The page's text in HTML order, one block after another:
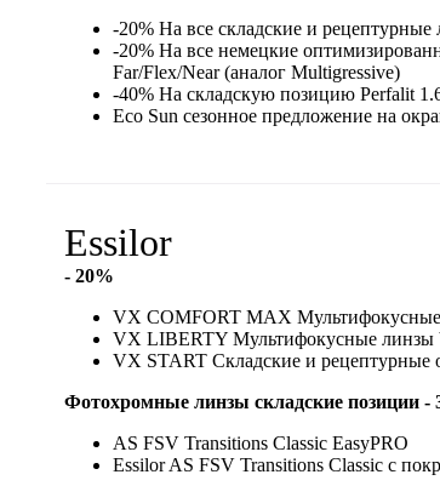
-20% На все складские и
-20% На все немецкие
Far/Flex/Near (аналог Multigressive)
-40% На складскую позицию Perfalit
Eco Sun сезонное предложение на
Essilor
- 20%
VX COMFORT MAX
VX LIBERTY Мультифокусные линзы
VX START Складские и рецептурные
Фотохромные линзы складские позиции -
AS FSV Transitions Classic EasyPRO
Essilor AS FSV Transitions Classic с